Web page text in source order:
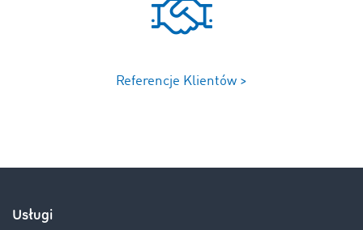
Referencje Klientów >
Usługi